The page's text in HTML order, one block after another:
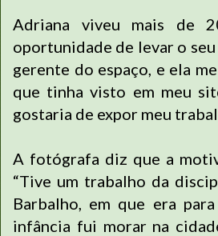
Adriana viveu mais de
oportunidade de levar o
gerente do espaço, e ela
que tinha visto em meu
gostaria de expor meu
A fotógrafa diz que a
“Tive um trabalho da
Barbalho, em que era
infância fui morar na